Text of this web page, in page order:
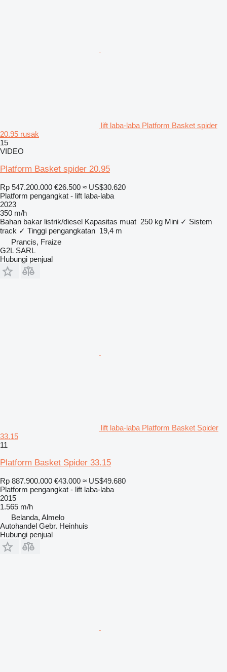
lift laba-laba Platform Basket spider
20.95 rusak
15
VIDEO
Platform Basket spider 20.95
Rp 547.200.000 €26.500 ≈ US$30.620
Platform pengangkat - lift laba-laba
2023
350 m/h
Bahan bakar listrik/diesel Kapasitas muat 250 kg Mini ✓ Sistem
track ✓ Tinggi pengangkatan 19,4 m
Prancis, Fraize
G2L SARL
Hubungi penjual
lift laba-laba Platform Basket Spider
33.15
11
Platform Basket Spider 33.15
Rp 887.900.000 €43.000 ≈ US$49.680
Platform pengangkat - lift laba-laba
2015
1.565 m/h
Belanda, Almelo
Autohandel Gebr. Heinhuis
Hubungi penjual